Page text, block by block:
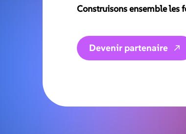
Construisons ensemble les
Devenir partenaire